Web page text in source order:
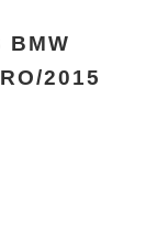
BMW
2015